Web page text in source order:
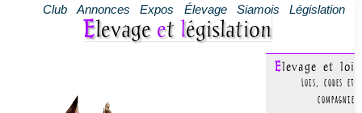
Club Annonces Expos Élevage Siamois Législation
Elevage et législation
Elevage et loi
Lois, codes et
compagnie